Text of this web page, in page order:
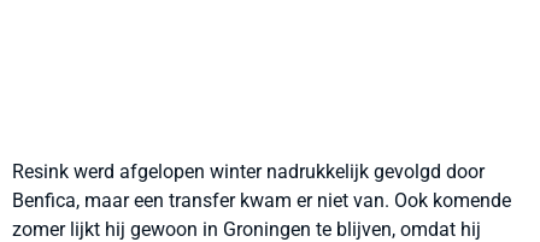
Resink werd afgelopen winter nadrukkelijk gevolgd door
Benfica, maar een transfer kwam er niet van. Ook komende
zomer lijkt hij gewoon in Groningen te blijven, omdat hij